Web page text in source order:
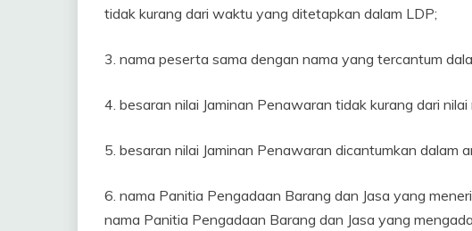
tidak kurang dari waktu yang ditetapkan dalam LDP;
3. nama peserta sama dengan nama yang tercantum
4. besaran nilai Jaminan Penawaran tidak kurang dari
5. besaran nilai Jaminan Penawaran dicantumkan dalam
6. nama Panitia Pengadaan Barang dan Jasa yang
nama Panitia Pengadaan Barang dan Jasa yang